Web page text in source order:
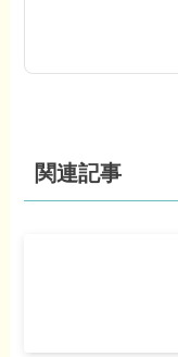
関連記事